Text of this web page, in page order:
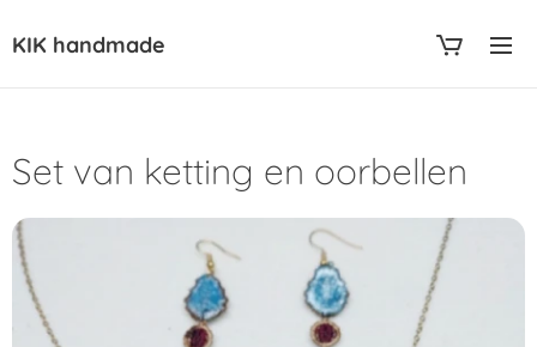
KIK handmade
Set van ketting en oorbellen